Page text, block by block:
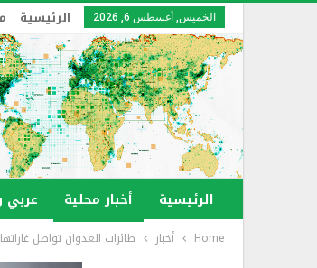
الخميس, أغسطس 6, 2026 الرئيسية
الرئيسية أخبار محلية عربي
Home أخبار طائرات العدوان تواصل